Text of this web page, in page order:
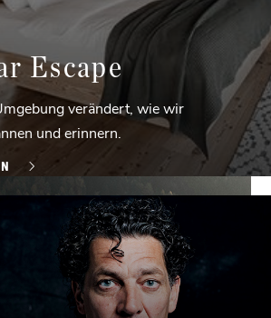
Escape
verändert, wie wir
und erinnern.